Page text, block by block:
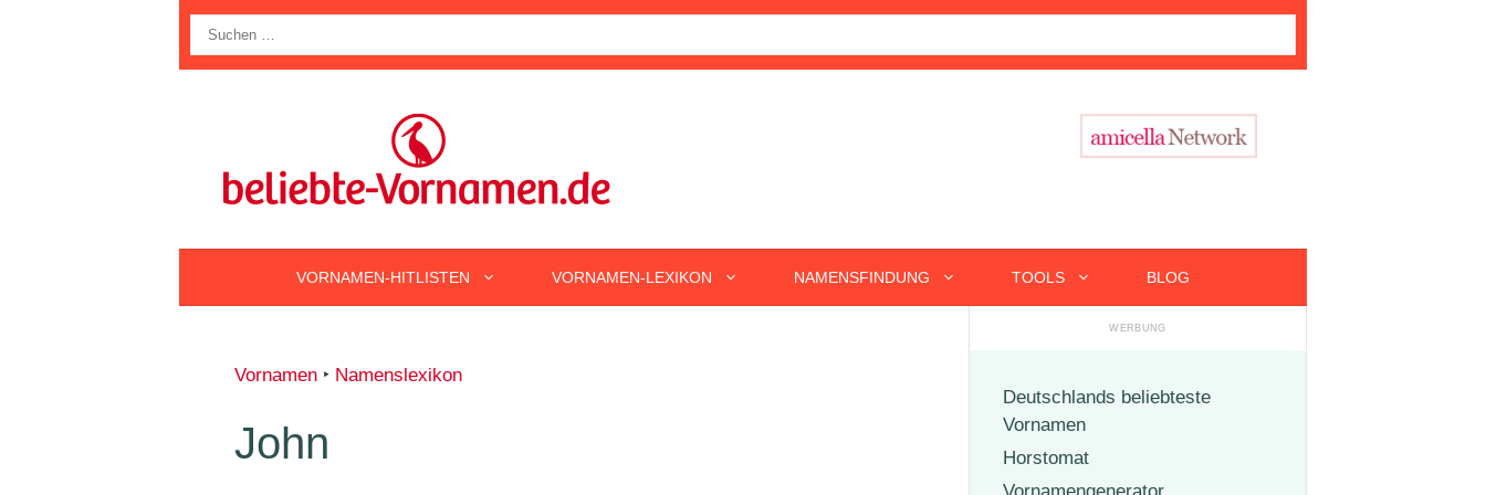
nach:
VORNAMEN-HITLISTEN VORNAMEN-LEXIKON NAMENSFINDUNG TOOLS BLOG
Vornamen ‣ Namenslexikon
John
Deutschlands beliebteste
Vornamen
Horstomat